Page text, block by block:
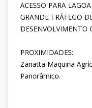
ACESSO PARA
GRANDE TRÁFEGO
DESENVOLVIMENTO
PROXIMIDADES:
Zanatta Maquina
Panorâmico.